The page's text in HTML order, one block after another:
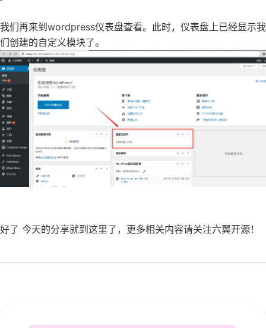
我们再来到wordpress仪表盘查看。此时，仪表盘上已经显示我
们创建的自定义模块了。
好了 今天的分享就到这里了，更多相关内容请关注六翼开源！